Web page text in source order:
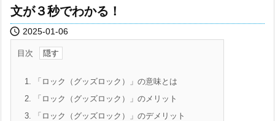
文が３秒でわかる！
 2025-01-06
目次
1. 「ロック（グッズロック）」の意味とは
2. 「ロック（グッズロック）」のメリット
3. 「ロック（グッズロック）」のデメリット